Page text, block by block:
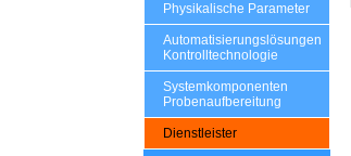
Physikalische Parameter
Automatisierungslösungen
Kontrolltechnologie
Systemkomponenten
Probenaufbereitung
Dienstleister